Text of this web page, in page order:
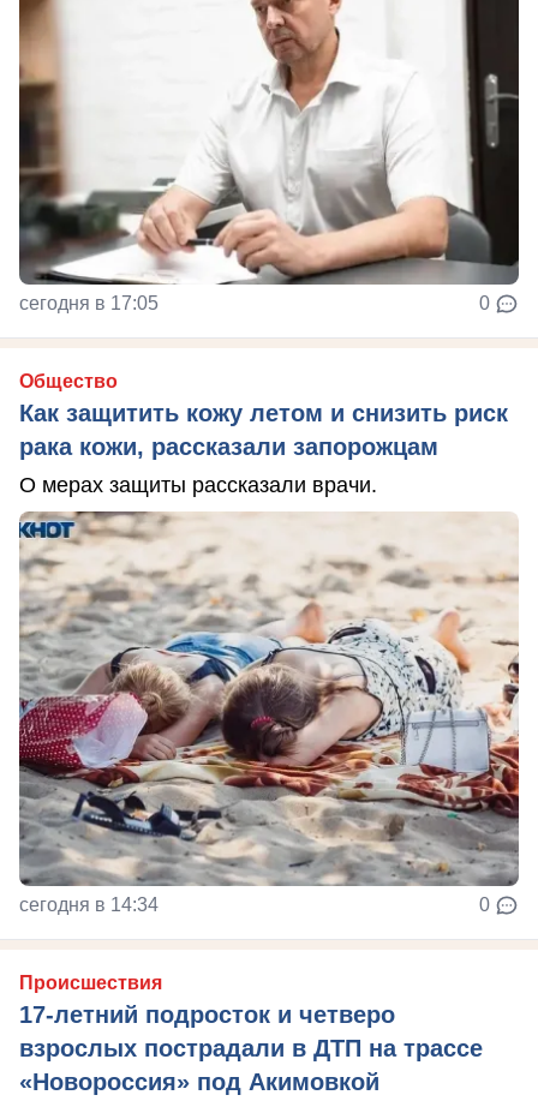
сегодня в 17:05 0
Общество
Как защитить кожу летом и снизить риск
рака кожи, рассказали запорожцам
О мерах защиты рассказали врачи.
сегодня в 14:34 0
Происшествия
17-летний подросток и четверо
взрослых пострадали в ДТП на трассе
«Новороссия» под Акимовкой